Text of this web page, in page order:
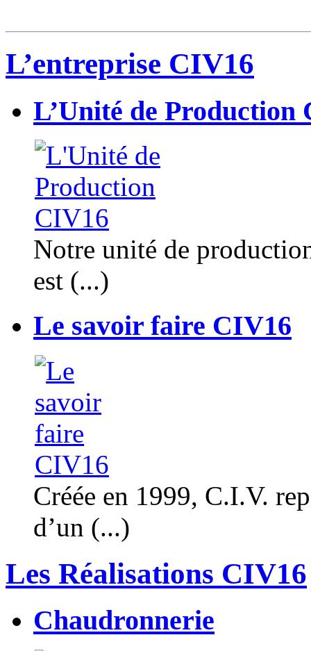
L’entreprise CIV16
L’Unité de Production
Notre unité de
est (...)
Le savoir faire CIV16
Créée en 1999, C.I.V.
d’un (...)
Les Réalisations CIV16
Chaudronnerie